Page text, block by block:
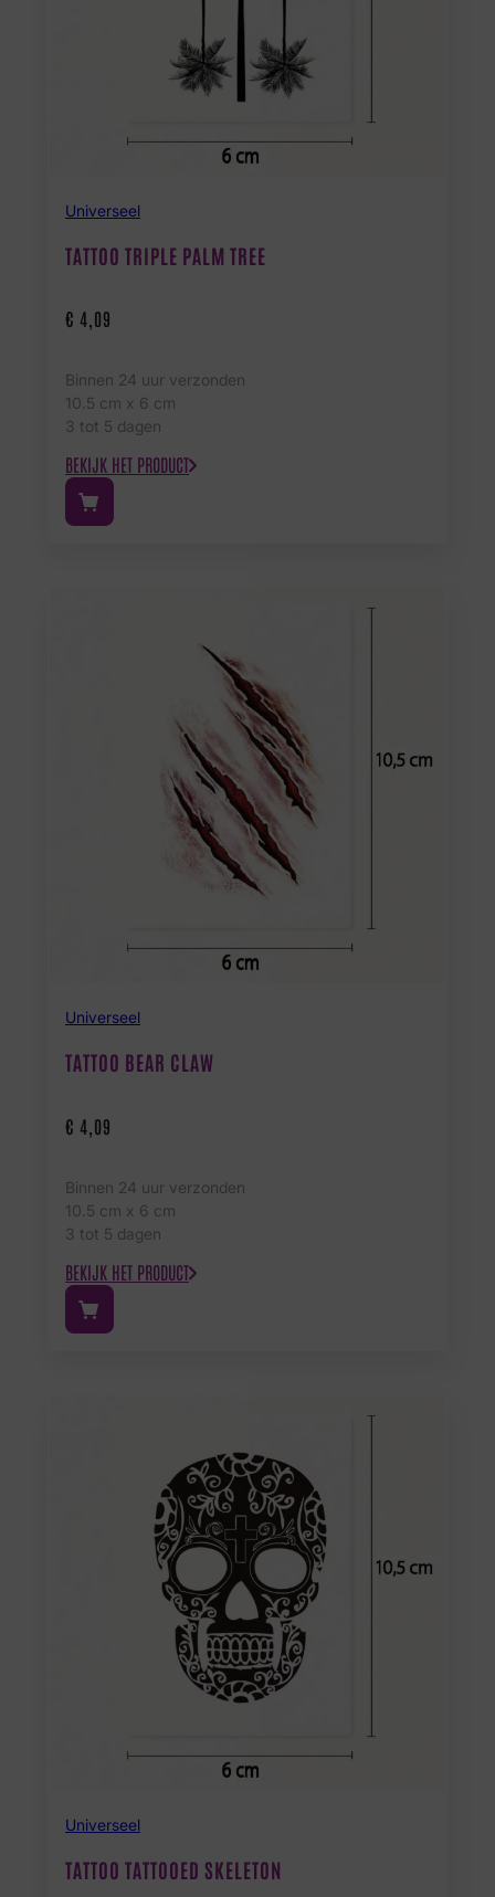
Universeel
TATTOO TRIPLE PALM TREE
€ 4,09
Binnen 24 uur verzonden
10.5 cm x 6 cm
3 tot 5 dagen
BEKIJK HET PRODUCT
Universeel
TATTOO BEAR CLAW
€ 4,09
Binnen 24 uur verzonden
10.5 cm x 6 cm
3 tot 5 dagen
BEKIJK HET PRODUCT
Universeel
TATTOO TATTOOED SKELETON